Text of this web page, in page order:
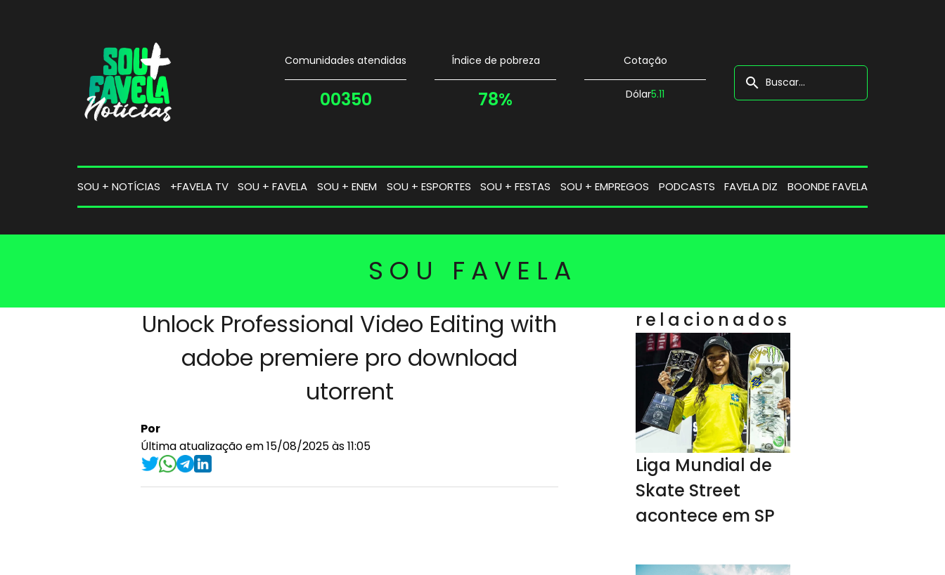
Comunidades atendidas
00350
Índice de pobreza
78%
Cotação
Dólar5.11
search
SOU + NOTÍCIAS +FAVELA TV SOU + FAVELA SOU + ENEM SOU + ESPORTES SOU + FESTAS SOU + EMPREGOS PODCASTS FAVELA DIZ BOONDE FAVELA
SOU FAVELA
Unlock Professional Video Editing with
adobe premiere pro download
utorrent
Por
Última atualização em 15/08/2025 às 11:05
relacionados
Liga Mundial de
Skate Street
acontece em SP